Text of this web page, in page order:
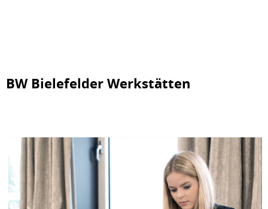
BW Bielefelder Werkstätten